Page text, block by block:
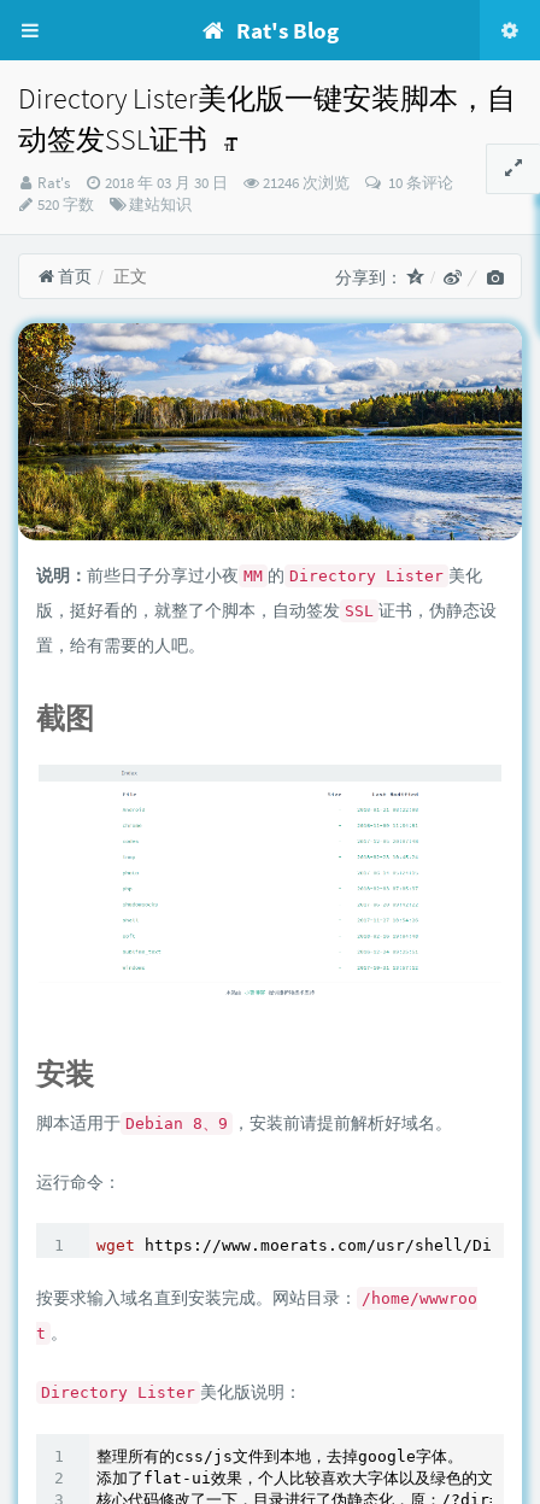
Rat's Blog
Directory Lister美化版一键安装脚本，自
动签发SSL证书
博
主：
Rat's
发
布
2018 年 03 月 30 日 21246 次浏览
10 条评论
520 字数
分
建站知识
首页 正文 分享到：
说明： 前些日子分享过小夜 MM 的 Directory Lister 美化
版，挺好看的，就整了个脚本，自动签发 SSL 证书，伪静态设
置，给有需要的人吧。
截图
安装
脚本适用于 Debian 8、9 ，安装前请提前解析好域名。
运行命令：
wget
按要求输入域名直到安装完成。网站目录：
/home/wwwroo
t 。
Directory Lister 美化版说明：
整理所有的css/js文件到本地，去掉google字体。
添加了flat-ui效果，个人比较喜欢大字体以及绿色的文字。